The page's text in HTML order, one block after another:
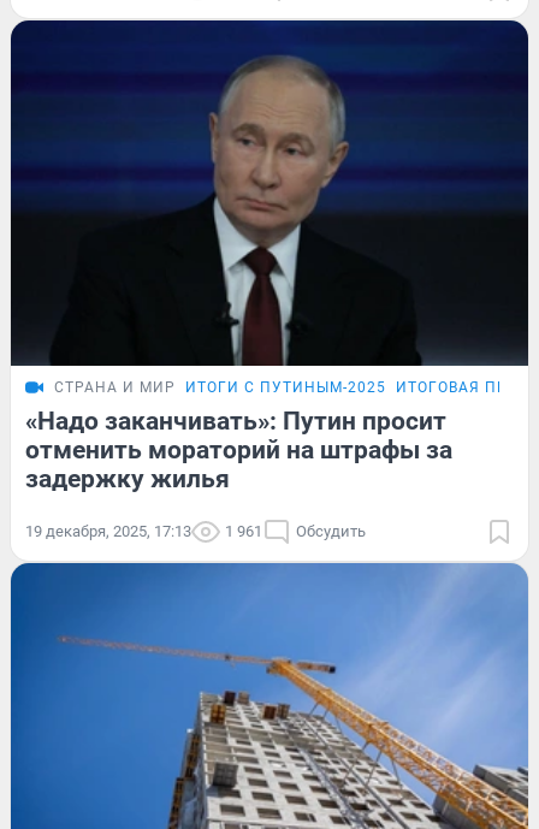
СТРАНА И МИР ИТОГИ С ПУТИНЫМ-2025 ИТОГОВАЯ
«Надо заканчивать»: Путин просит
отменить мораторий на штрафы за
задержку жилья
19 декабря, 2025, 17:13 1 961 Обсудить